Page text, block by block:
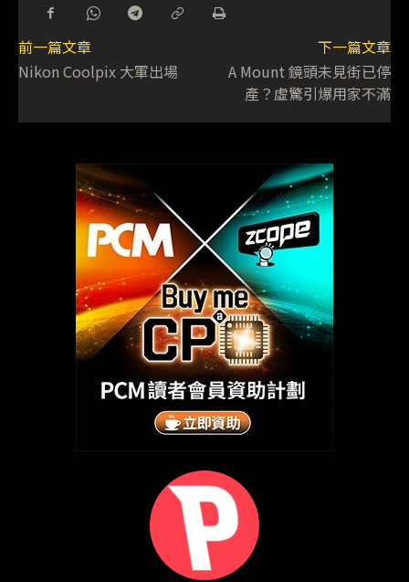
前一篇文章
Nikon Coolpix 大軍出場
下一篇文章
A Mount 鏡頭未見街已停
產？虛驚引爆用家不滿